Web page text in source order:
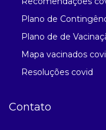
Plano de
Plano de de
Mapa vacinados
Resoluções covid
Contato